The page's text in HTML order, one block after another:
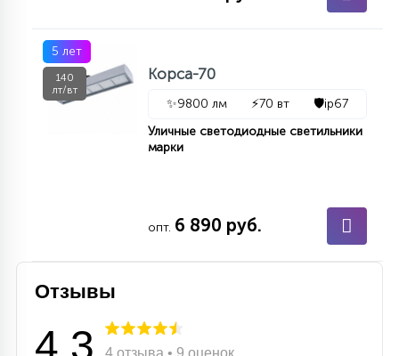
5 лет
140
лт/вт
Корса-70
✨9800 лм ⚡70 вт 🛡️ip67
Уличные светодиодные светильники
марки
опт. 6 890 руб.
Отзывы
4.3 4 отзыва • 9 оценок